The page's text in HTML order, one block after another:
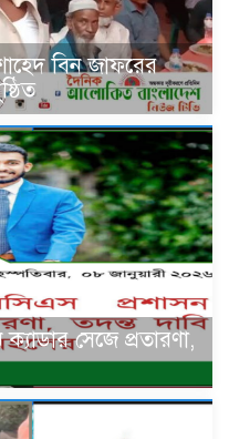
বিন জাফরের
সেজে প্রতারণা,